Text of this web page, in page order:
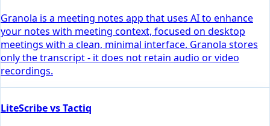
Granola is a meeting notes app that uses AI to enhance
your notes with meeting context, focused on desktop
meetings with a clean, minimal interface. Granola stores
only the transcript - it does not retain audio or video
recordings.
LiteScribe vs Tactiq